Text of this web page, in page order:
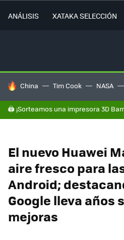
ANÁLISIS XATAKA SELECCIÓN
HOY SE HABLA DE
China Tim Cook NASA
🖨️ ¡Sorteamos una impresora 3D
El nuevo Huawei
aire fresco para
Android;
Google lleva años
mejoras